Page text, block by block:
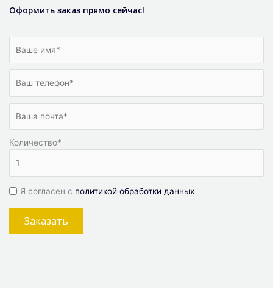
Оформить заказ прямо сейчас!
Количество*
Я согласен с политикой обработки данных
Заказать